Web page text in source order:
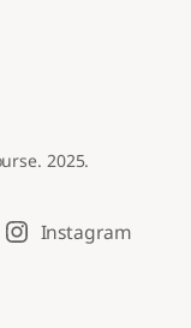
2025.
Instagram